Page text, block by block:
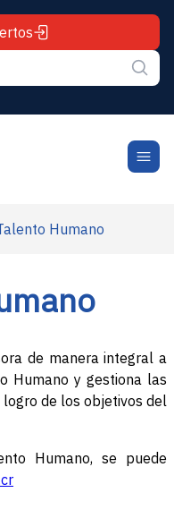
Humano
de manera integral a
Humano y gestiona las
de los objetivos del
Humano, se puede